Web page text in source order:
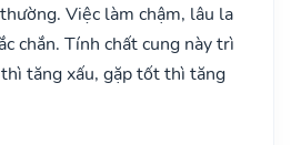
Việc làm chậm, lâu la
chắn. Tính chất cung này trì
tăng xấu, gặp tốt thì tăng